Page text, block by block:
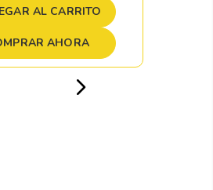
AL CARRITO
AHORA